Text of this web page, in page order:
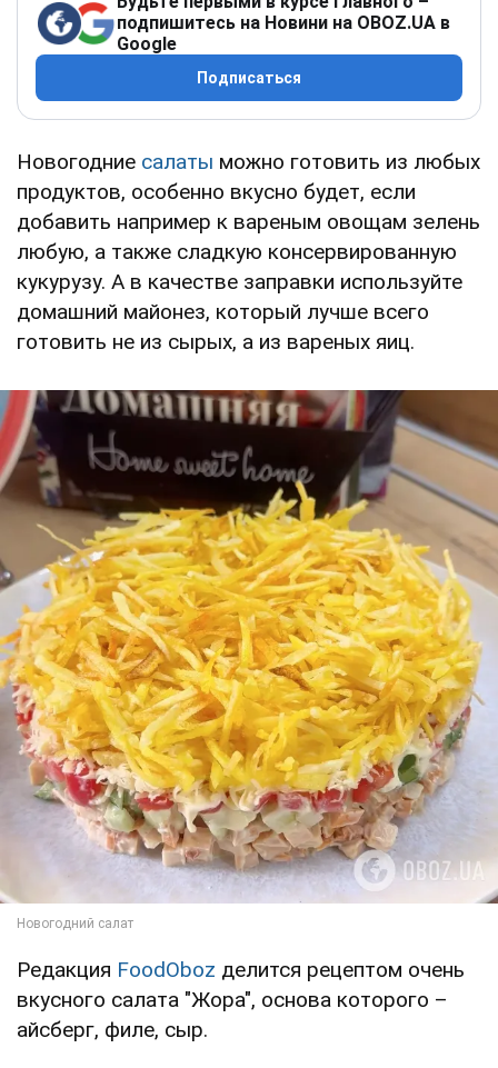
подпишитесь на Новини на OBOZ.UA в
Google
Подписаться
Новогодние салаты можно готовить из любых
продуктов, особенно вкусно будет, если
добавить например к вареным овощам зелень
любую, а также сладкую консервированную
кукурузу. А в качестве заправки используйте
домашний майонез, который лучше всего
готовить не из сырых, а из вареных яиц.
Редакция FoodOboz делится рецептом очень
вкусного салата "Жора", основа которого –
айсберг, филе, сыр.